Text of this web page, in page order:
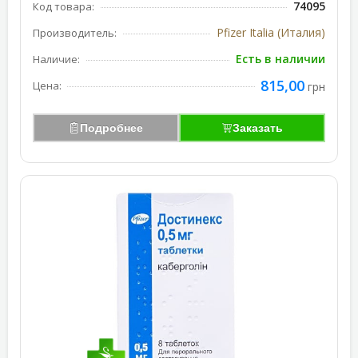
Код товара: 74095
Производитель: Pfizer Italia (Италия)
Наличие: Есть в наличии
Цена: 815,00 грн
Подробнее Заказать